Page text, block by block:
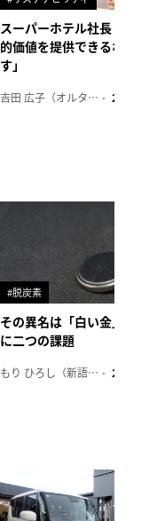
スーパーホテル社長「地域
的価値を提供できるホテル
す」
吉田 広子（オルタナ輪番編集長） 2026年6
#脱炭素
その異名は「白い金」、リ
に二つの課題
もり ひろし（新語ウォッチャー） 2023年7